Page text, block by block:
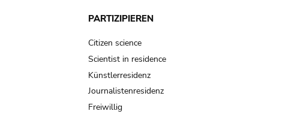
PARTIZIPIEREN
Citizen science
Scientist in residence
Künstlerresidenz
Journalistenresidenz
Freiwillig